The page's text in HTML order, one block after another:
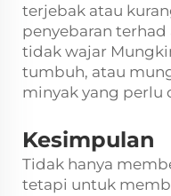
terjebak atau
penyebaran terhad
tidak wajar
tumbuh, atau
minyak yang perlu
Kesimpulan
Tidak hanya
tetapi untuk